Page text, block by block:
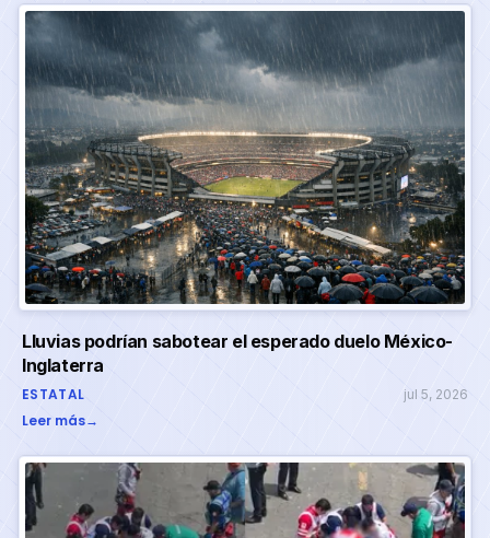
Lluvias podrían sabotear el esperado duelo México-
Inglaterra
ESTATAL jul 5, 2026
Leer más→